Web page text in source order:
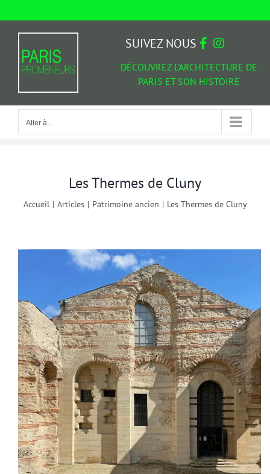
Aller à...
DÉCOUVREZ L'ARCHITECTURE DE
PARIS ET SON HISTOIRE
SUIVEZ NOUS
Aller à...
Les Thermes de Cluny
Accueil | Articles | Patrimoine ancien | Les Thermes de Cluny